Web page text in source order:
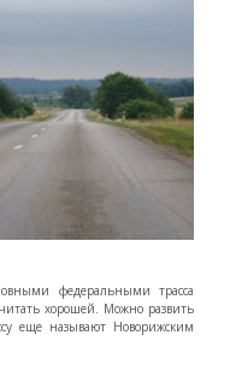
федеральными трасса
хорошей. Можно развить
еще называют Новорижским